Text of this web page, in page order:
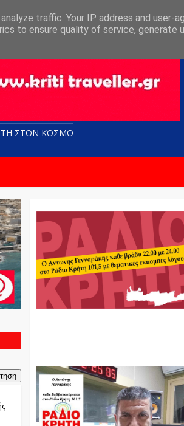
ΣΤΟN KOΣΜΟ
traffic. Your IP address and user-
to ensure quality of service, generate